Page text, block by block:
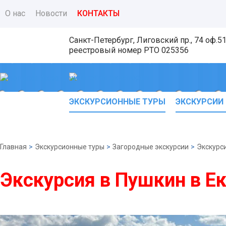
О нас Новости КОНТАКТЫ
Санкт-Петербург, Лиговский пр., 74
реестровый номер РТО 025356
ЭКСКУРСИОННЫЕ ТУРЫ
Главная > Экскурсионные туры > Загородные экскурсии >
Экскурсия в Пушкин в